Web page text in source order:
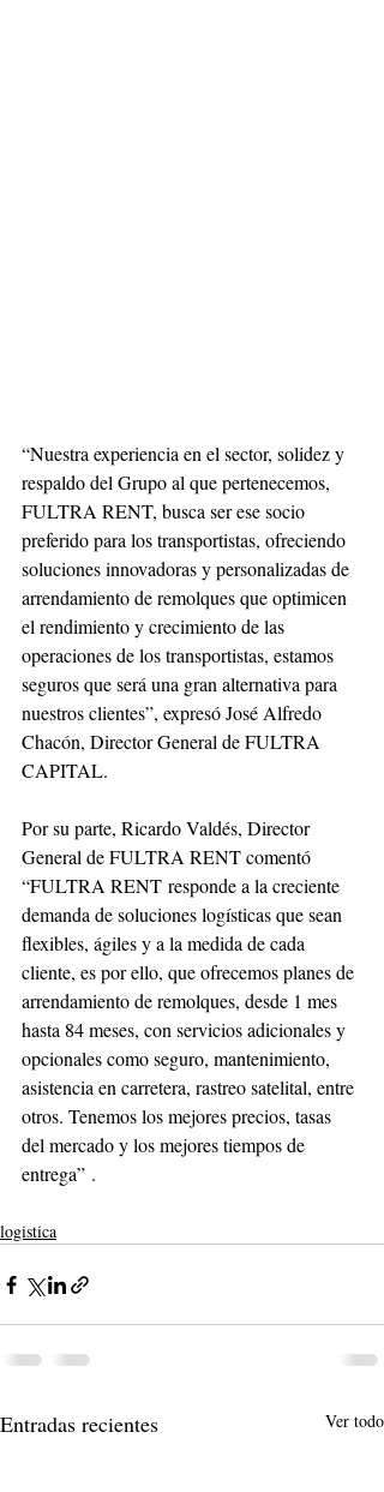
“Nuestra experiencia en el sector, solidez y
respaldo del Grupo al que pertenecemos,
FULTRA RENT, busca ser ese socio
preferido para los transportistas, ofreciendo
soluciones innovadoras y personalizadas de
arrendamiento de remolques que optimicen
el rendimiento y crecimiento de las
operaciones de los transportistas, estamos
seguros que será una gran alternativa para
nuestros clientes”, expresó José Alfredo
Chacón, Director General de FULTRA
CAPITAL.
Por su parte, Ricardo Valdés, Director
General de FULTRA RENT comentó
“FULTRA RENT responde a la creciente
demanda de soluciones logísticas que sean
flexibles, ágiles y a la medida de cada
cliente, es por ello, que ofrecemos planes de
arrendamiento de remolques, desde 1 mes
hasta 84 meses, con servicios adicionales y
opcionales como seguro, mantenimiento,
asistencia en carretera, rastreo satelital, entre
otros. Tenemos los mejores precios, tasas
del mercado y los mejores tiempos de
entrega” .
logistica
Entradas recientes Ver todo